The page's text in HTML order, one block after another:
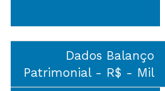
Dados Balanço
Patrimonial - R$ - Mil